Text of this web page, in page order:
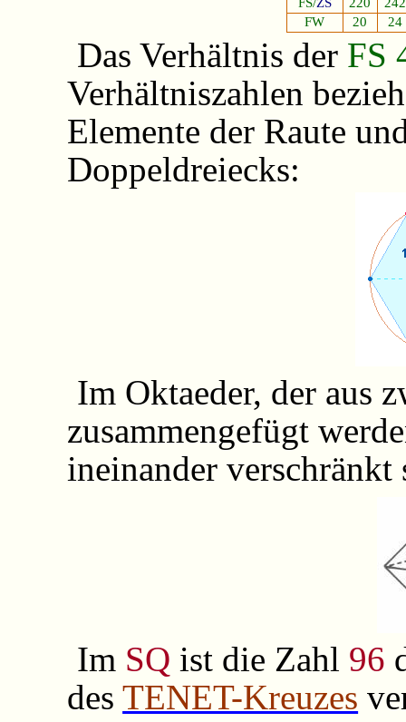
FW
20 24
Das Verhältnis der FS
Verhältniszahlen
Elemente der Raute
Doppeldreiecks:
Im Oktaeder, der aus
zusammengefügt
ineinander
Im SQ ist die Zahl 96
desTENET-Kreuzes